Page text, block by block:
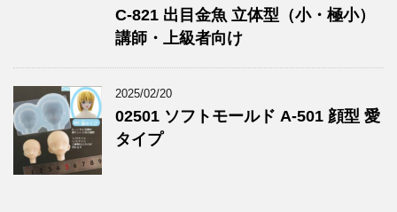
C-821 出目金魚 立体型（小・極小）
講師・上級者向け
2025/02/20
02501 ソフトモールド A-501 顔型 愛
タイプ